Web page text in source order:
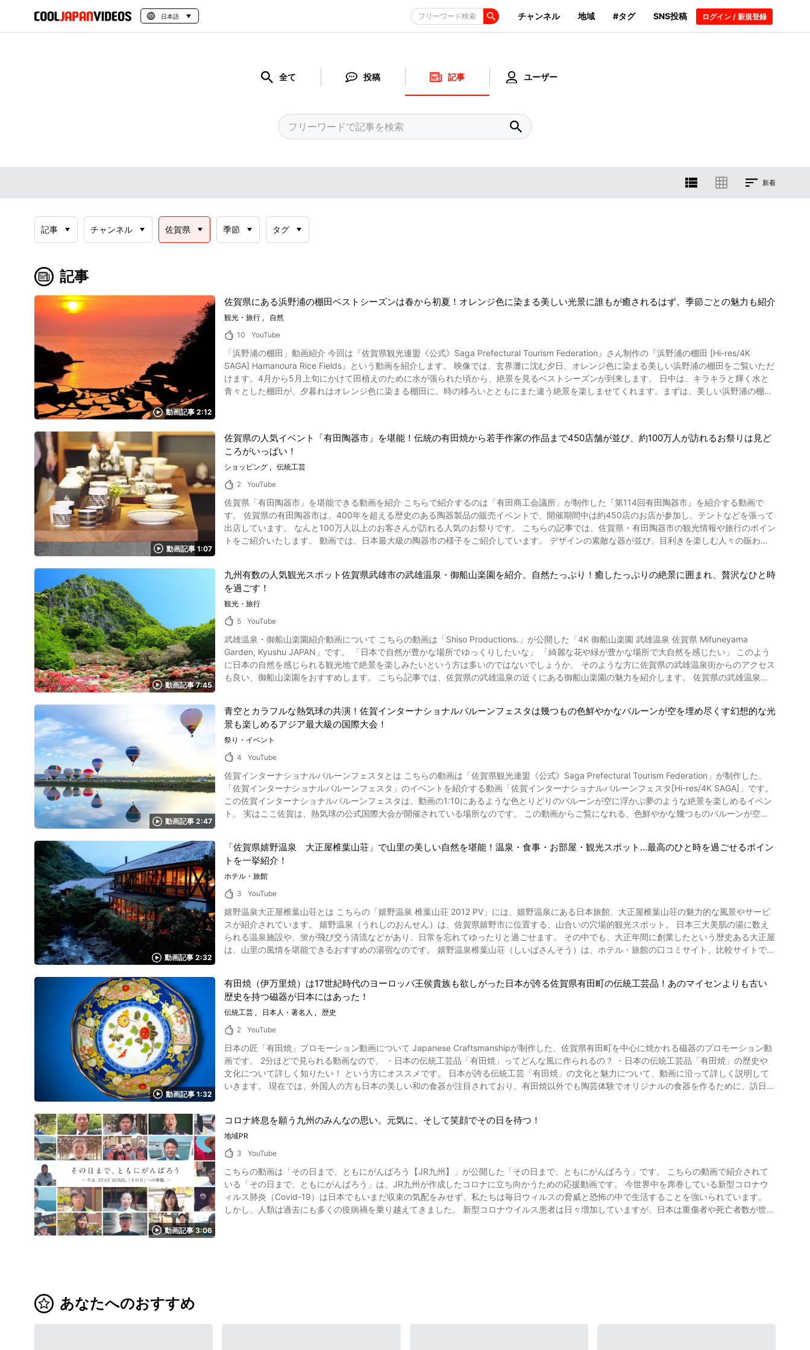
日本語 フリーワード検索 チャンネル 地域 #タグ SNS投稿 ログイン / 新規登録
全て 投稿 記事 ユーザー
新着
記事 チャンネル 佐賀県 季節 タグ
記事
動画記事 2:12
佐賀県にある浜野浦の棚田ベストシーズンは春から初夏！オレンジ色に染まる美しい光景に誰もが癒されるはず。季節ごとの魅力も紹介
観光・旅行
自然
10
YouTube
「浜野浦の棚田」動画紹介 今回は『佐賀県観光連盟《公式》Saga Prefectural Tourism Federation』さん制作の『浜野浦の棚田 [Hi-res/4K
SAGA] Hamanoura Rice Fields』という動画を紹介します。 映像では、玄界灘に沈む夕日、オレンジ色に染まる美しい浜野浦の棚田をご覧いただ
けます。4月から5月上旬にかけて田植えのために水が張られた頃から、絶景を見るベストシーズンが到来します。 日中は、キラキラと輝く水と
青々とした棚田が、夕暮れはオレンジ色に染まる棚田に。時の移ろいとともにまた違う絶景を楽しませてくれます。まずは、美しい浜野浦の棚田
月）。この時期になると、田植えのために水が張られます。夕日が水平線に近づくと、棚田の水面と玄界灘の海面がまるで鏡のように反射し、オ
レンジ色に染まるのです。 「浜野浦の棚田」撮影スポットは棚田展望台がおすすめ！ 写真：浜野浦の棚田・展望台 夕日のオレンジ色に染まる浜
野浦の棚田を撮影するにはどこが最適なのでしょうか？ おすすめの撮影スポットは、浜野浦の棚田を一望できる棚田展望所。ゆっくりと観賞でき
るように整備されています。 浜野浦の棚田は「死ぬまでに行きたい！世界の絶景」にも選出されています。その絶景をおさめようと17時頃になる
とフォトグラファーやカメラ愛好家が増え始め準備を始めます。机やベンチもあるので、座って夕暮れ時まで待てるのも嬉しいですね。 デートの
穴場スポットでもある展望台には、「恋人の聖地」に認定されたことを記念して設置されたモニュメント「エターナルロック」も。インスタ映え
する棚田の写真とともに、モニュメントの前で記念写真もいいですね。 展望所へはJR唐津駅からバスが出ており、最寄りのバス停から徒歩で約5
分と交通アクセスも抜群。 「浜野浦の棚田」イルミネーションイベントも！季節毎の見どころを紹介！ 写真：浜野浦の棚田・打ち上げ花火 夕日
の光景で知られる浜野浦の棚田ですが、季節毎の見どころもご紹介しましょう。 早春の農閑期、3月頃の棚田は一面菜の花で覆われます。その景
輝きます。 秋になると夕日とは違った赤で棚田が染まります。それは彼岸花の鮮やかな赤。9月中旬、夕日とはまた違った美しさを堪能してくだ
さい。 寒い冬には、水仙が咲き、雪化粧をした棚田を見ることも。さらに、12月から2月にかけての期間には、LEDライトを使用したイルミネー
ションイベント「結ぶ繋ぐあかり」も開催されます。ライトアップされた幻想的な棚田の風景が広がります。 ゴールデンウィーク期間の5月には
花火の打ち上げイベントも。コロナの影響で中止されていましたが、2022年と2023年の5月にはサプライズ花火が夜空を彩りました。浜野浦の
棚田「サプライズ花火打揚」は、サプライズ開催のため、事前告知はされていないようです。 浜野浦の棚田周辺のおすすめ観光スポット！ 写
ーパーク」がおすすめ。さまざまな遊具のほか、高さ13mの実物大の原子炉模型などがあり、原子力発電所のことを学べますよ。「玄海次世代エ
ネルギーパーク あすぴあ」も珍しい遊具もありお子さんも楽しめます。知的好奇心をくすぐられる体験ができるかもしれません。 棚田の美しい
夕日を見た後は、玄海の美しい自然を楽しみながら入れる天然温泉の露天風呂がある温泉施設「玄海海上温泉 パレア」でのんびり過ごすのもいい
ですね。 唐津の旅館やホテルに宿泊すれば地元グルメも堪能できることでしょう。 浜野浦の棚田まとめ 戦国時代から江戸時代にかけて石積みで
選ばれた浜野浦の棚田は、日本を代表する絶景のひとつ。きっと、佐賀旅行の美しい思い出として、皆さんの心にいつまでも残ることでしょう。
動画記事 1:07
佐賀県の人気イベント「有田陶器市」を堪能！伝統の有田焼から若手作家の作品まで450店舗が並び、約100万人が訪れるお祭りは見ど
ころがいっぱい！
ショッピング
伝統工芸
2
YouTube
佐賀県「有田陶器市」を堪能できる動画を紹介 こちらで紹介するのは「有田商工会議所」が制作した『第114回有田陶器市』を紹介する動画で
す。 佐賀県の有田陶器市は、400年を超える歴史のある陶器製品の販売イベントで、開催期間中は約450店のお店が参加し、テントなどを張って
出店しています。 なんと100万人以上のお客さんが訪れる人気のお祭りです。 こちらの記事では、佐賀県・有田陶器市の観光情報や旅行のポイン
トをご紹介いたします。 動画では、日本最大級の陶器市の様子をご紹介しています。 デザインの素敵な器が並び、目利きを楽しむ人々の賑わい
ウイルスの感染拡大防止のため延期が決定しました。 有田陶器市の起源・歴史は、1915年に香蘭社社長らを中心に行った「陶磁器品評会」と焼
き物の在庫やB級品などを販売する「蔵ざらえ販売」と言われています。 有田陶器市の初日には、朝がゆがふるまわれ、佐賀県警察音楽隊による
「オープニングパレード」がおこなわれます。 こちらは動画冒頭の0:04よりご覧になれます。 他にも皿かぶり競走や碗琴コンサートなどの催し
も開催されます。 メインストリートの皿山通りを中心に、約450店舗がずらりと並ぶ光景は圧巻。 お買い得商品もあり、多くの旅行者が戦利品
を求めて会場にあふれます。 画像引用 :YouTube screenshot お店の人との駆け引きを楽しんだら、「ご当地グルメフェア」や呉豆腐、動画の
0:31からご覧になれるお茶会、動画の0:39からご覧になれるカフェで一息つくのもおすすめです。 「CAFE DE ARITA」では、有田工業高校の生
徒が考案した有田焼の文様をあしらった紙コップでお茶が楽しめます。 佐賀県・有田陶器市の情報 画像引用 :YouTube screenshot 有田陶器市
は、JR有田駅から上有田駅の間にある皿山商店街などの約4㎞で行われます。 広い範囲にたくさんの店舗が並びますので、ホームページの店舗一
覧などで行きたいお店を決めておき、歩きやすい靴で行きましょう。 車で行く場合の交通アクセスは、西九州自動車道「波佐見有田IC」から約5
にあります。 有田陶器市の開催期間中は福岡県の博多よりバスツアーや臨時快速「有田陶器市号」もございます。 佐賀県・有田陶器市の紹介ま
とめ 画像引用 :YouTube screenshot こちらの動画『第114回有田陶器市』は、九州地方・佐賀県の日本最大級の陶器市を紹介しています。 楽し
そうなお祭りの様子をぜひご覧ください。 期間中に会場周辺のホテルに宿泊する場合は、早めに予約するとよいでしょう。 もちろん、日帰りで
も楽しむことができますので、この機会にぜひやきものの里を訪れ、お安い価格で掘り出し物の逸品を購入されてみてはいかがですか。 秋の季節
には、有田の紅葉と一緒に楽しめる「秋の有田陶磁器まつり」も開催されますよ。 【公式ホームページ】有田陶器市 http://www.arita-
動画記事 7:45
九州有数の人気観光スポット佐賀県武雄市の武雄温泉・御船山楽園を紹介。自然たっぷり！癒したっぷりの絶景に囲まれ、贅沢なひと時
を過ごす！
観光・旅行
5
YouTube
武雄温泉・御船山楽園紹介動画について こちらの動画は「Shiso Productions.」が公開した「4K 御船山楽園 武雄温泉 佐賀県 Mifuneyama
Garden, Kyushu JAPAN」です。 「日本で自然が豊かな場所でゆっくりしたいな」 「綺麗な花や緑が豊かな場所で大自然を感じたい」 このよう
に日本の自然を感じられる観光地で絶景を楽しみたいという方は多いのではないでしょうか。 そのような方に佐賀県の武雄温泉街からのアクセス
も良い、御船山楽園をおすすめします。 こちら記事では、佐賀県の武雄温泉の近くにある御船山楽園の魅力を紹介します。 佐賀県の武雄温泉旅
な敷地内で花々を鑑賞したり、御船山の断崖絶壁を眺めたり、鏡池の近くでゆっくり小鳥のさえずりを楽しんだりと、気分転換にはもってこいの
スポット。 秋には紅葉も楽しめるので、お花見をしたい方やゆっくりと自然の中を散策したい方に人気のスポットです。 佐賀県の武雄温泉旅行
で訪れたい御船山楽園の魅力を説明 佐賀県の御船山楽園は四季折々の花々が楽しめるのが魅力です。 春は桜とつつじ、夏はきれいな新緑、秋は
見事な紅葉が咲き誇り、冬は山茶花と季節ごとに変わる花々の景観を鑑賞できます。 御船山楽園に足を運ぶたびに景色が変わり、新たな発見があ
た際に必ず寄りたい御船山楽園のおすすめのイベントは、夜のライトアップです。 桜や紅葉などが見頃の時期になると、夜にライトアップイベン
トが行われ、その神秘的な景色に感動するでしょう。 昼の穏やかな景観を楽しめる御船山楽園も魅力ですが、夜にはまた違った景色をご覧になる
ことができるので、夜の景色もおすすめ。 ライトアップイベントで幻想的な世界を楽しみ、思い出に残る旅行にしましょう！ 御船山楽園紹介ま
とめ こちらで紹介した動画では御船山楽園の景勝を美しい映像でご覧になることができます。 御船山楽園の魅力がたくさんつまった4K動画にな
動画記事 2:47
青空とカラフルな熱気球の共演！佐賀インターナショナルバルーンフェスタは幾つもの色鮮やかなバルーンが空を埋め尽くす幻想的な光
景も楽しめるアジア最大級の国際大会！
祭り・イベント
4
YouTube
佐賀インターナショナルバルーンフェスタとは こちらの動画は「佐賀県観光連盟《公式》Saga Prefectural Tourism Federation」が制作した、
「佐賀インターナショナルバルーンフェスタ」のイベントを紹介する動画「佐賀インターナショナルバルーンフェスタ[Hi-res/4K SAGA]」です。
この佐賀インターナショナルバルーンフェスタは、動画の1:10にあるような色とりどりのバルーンが空に浮かぶ夢のような絶景を楽しめるイベン
ト。 実はここ佐賀は、熱気球の公式国際大会が開催されている場所なのです。 この動画からご覧になれる、色鮮やかな幾つものバルーンが空に
イベントです。 熱気球というのは立派なバルーン競技であり、競技飛行の種目数はなんと約20種類もあるのだそう。 佐賀インターナショナルバ
ルーンフェスタ開催中には、子どもに人気のバルーンファンタジアもあります。 ラ・モンゴルフィエ・ノクチューン（夜間係留）の時期には、夜
になると世界各国の熱気球がライトアップされ、幻想的な景観を演出してくれますよ。 佐賀インターナショナルバルーンフェスタの交通アクセス
情報は？ 佐賀インターナショナルバルーンフェスタ開催中のみ、開催場所周辺にJRバルーンさが駅という臨時駅が開設されるので、電車でのア
クセスが便利。 車でアクセスする場合には、会場周辺の駐車場を利用するか、佐賀市内の臨時駐車場から無料シャトルバスを利用しましょう。
佐賀インターナショナルバルーンフェスタの旅行ツアーに参加するのもおすすめですよ。 熱気球イベントのあとは佐賀県の観光名所にも足を伸ば
してみよう 写真：唐津城 佐賀県内にはたくさんの観光スポットがあるので、熱気球イベントのついでにぜひ立ち寄りましょう。 歴史ある唐津城
や祐徳稲荷神社のほか、美しい自然の景勝が楽しめる御船山楽園もおすすめ。 観光の後は嬉野温泉のホテルに宿泊し、癒しのひとときを過ごしま
しょう。 佐賀インターナショナルバルーンフェスタの紹介まとめ 今回の動画には、カラフルな熱気球が空を埋め尽くす景色が紹介されていま
る素敵な熱気球のイベント動画を、ぜひゆっくりと観賞してみてくださいね。 ◆嘉瀬川河川敷（佐賀インターナショナルバルーンフェスタ会場）
概要情報紹介◆ 【交通アクセス】大会開催中に設置される臨時駅JRバルーンさが駅よりすぐ 【駐車場】会場周辺に有料駐車場あり 【公式ホーム
ページ】佐賀インターナショナルバルーンフェスタ https://sibf.jp/
動画記事 2:32
「佐賀県嬉野温泉 大正屋椎葉山荘」で山里の美しい自然を堪能！温泉・食事・お部屋・観光スポット…最高のひと時を過ごせるポイン
トを一挙紹介！
ホテル・旅館
3
YouTube
嬉野温泉大正屋椎葉山荘とは こちらの「嬉野温泉 椎葉山荘 2012 PV」には、嬉野温泉にある日本旅館、大正屋椎葉山荘の魅力的な風景やサービ
スが紹介されています。 嬉野温泉（うれしのおんせん）は、佐賀県嬉野市に位置する、山合いの穴場的観光スポット。 日本三大美肌の湯に数え
られる温泉施設や、蛍が飛び交う清流などがあり、日常を忘れてゆったりと過ごせます。 その中でも、大正年間に創業したという歴史ある大正屋
は、山里の風情を堪能できるおすすめの湯宿なのです。 嬉野温泉椎葉山荘（しいばさんそう）は、ホテル・旅館の口コミサイト、比較サイトで
山荘の露天風呂や大浴場は、体と心をじっくりと癒やしてくれる嬉しい効果をもちます。 掛け流し源泉の四季の湯、しいばの湯、山の湯といった
お風呂のほか、部屋風呂もあります。 立ち寄り湯もOKで、アメニティも豊富なので、宿泊だけでなく日帰りプランも立てられますよ。 嬉野温泉
は重曹泉（ナトリウム炭酸水素塩）の塩化物温泉で、効能は神経痛、筋肉痛、関節痛、五十肩、運動麻痺、関節のこわばり、うちみ、くじき、慢
性消化器病、痔疾、冷え性、病後回復期、披露回復、健康増進などです。 嬉野温泉大正屋椎葉山荘の館内施設の楽しみ方 画像引用 :YouTube
screenshot 日本旅館に訪れた際は、動画の0:41から紹介されているような日本料理も楽しみですよね。 嬉野温泉大正屋椎葉山荘で、温泉に入っ
たあとは、浴衣に着替えて絶品ディナーを堪能しましょう。 大正屋椎葉山荘は、ミシュランガイド2019にも選ばれた名店です。 佐賀産和牛をは
じめとした、グルメバイキングや懐石料理を楽しめます。 大正屋では、湯豆腐本舗や、お食事処「レストラン山法師」「レストランしいば」、団
体専用の個室「食事処 琥珀（こはく）」なども利用できます。 動画の2:01からは、旅館の美しい風景が紹介されています。 大正屋椎葉山荘の
客室は、お部屋から山里の自然をゆったり眺められるくつろぎの和室です。 離れ、メゾネットタイプ、バリアフリーのお部屋も用意されていま
ステキなひとときをお楽しみください。 嬉野温泉大正屋椎葉山荘の紹介動画まとめ 写真：嬉野温泉の風景 佐賀県嬉野エリアには、インスタ映え
する自然豊かな名所や癒しの露天風呂、絶品の和食を味わえる日本旅館などが数多くあります。 その中でも、動画で紹介されている大正屋椎葉山
荘は、美しい日本の風情を満喫でき、バリアフリーで大人にも子どもにも過ごしやすい、人気の旅館です。 また、嬉野温泉には人気の観光スポッ
トも多数あります。 「シーボルトの足湯」「シーボルトの湯」「立岩展望台」「広川原キャンプ場」「肥前吉田焼窯元会館」「みゆき公園」「豊
荘で思い思いの過ごし方をお楽しみ下さい。 非日常的な空間でゆったりとしたひとときを過ごしたい方は、動画をもう一度チェックしたり、口コ
ミを参考にしたりしながら、嬉野温泉へのトラベルを計画してみてくださいね。 ◆嬉野温泉 大正屋 椎葉山荘 施設概要紹介◆ 【住所】嬉野
市嬉野町岩屋川内字椎葉乙1586 【交通アクセス】JR武雄温泉駅よりバスで30分、バスセンターより送迎車5分 【駐車場】あり。無料駐車場100
台 【電話番号】0954-42-3600 【公式ホームページ】嬉野温泉 旅館大正屋 椎葉山荘／大自然の中のたたずまい https://www.shiibasanso.com/
動画記事 1:32
有田焼（伊万里焼）は17世紀時代のヨーロッパ王侯貴族も欲しがった日本が誇る佐賀県有田町の伝統工芸品！あのマイセンよりも古い
歴史を持つ磁器が日本にはあった！
伝統工芸 日本人・著名人
歴史
2
YouTube
日本の匠「有田焼」プロモーション動画について Japanese Craftsmanshipが制作した、佐賀県有田町を中心に焼かれる磁器のプロモーション動
画です。 2分ほどで見られる動画なので、 ・日本の伝統工芸品「有田焼」ってどんな風に作られるの？ ・日本の伝統工芸品「有田焼」の歴史や
文化について詳しく知りたい！ という方にオススメです。 日本が誇る伝統工芸「有田焼」の文化と魅力について、動画に沿って詳しく説明して
いきます。 現在では、外国人の方も日本の美しい和の食器が注目されており、有田焼以外でも陶芸体験でオリジナルの食器を作るために、訪日観
ッパで初めて磁器を作ったとされる窯元「マイセン」より、100年も前から作製されていました。 有田泉山磁石場で、磁器の原料である陶石が発
見されたのが、伊万里・有田焼の始まりです。 17世紀は、まだヨーロッパでは作れなかったため、白くて薄く、硬くてつややかな有田焼はヨーロ
ッパの貴族に人気があり、17世紀後半には海外輸出も行われました。 この際、伊万里の港から出荷されたことから、「伊万里焼」とも呼ばれてい
鳴ります。 白地に「絵付け」と呼ばれる模様が入っており、素焼きした後に職人の手で一つ一つ丁寧に筆入れがされており、色鮮やか。 絵付け
は、時代の文化を反映した特徴を持っています。 絵付け（色塗り）方法や成型方法により、様々な表現方法（種類）があるのも、有田焼の特徴で
もあります。 主に「白磁(はくじ)」「陽刻(ようこく)」「染付(そめつけ)」「色絵(いろえ)」「青磁(せいじ)」「瑠璃釉(るりゆう)」「銹釉(さびゆ
う)」「辰砂(しんしゃ)」があり、どれも芸術品・美術品のような美しさです。 国の指定する重要文化財には、「色絵牡丹獅子文銚子」や、「染付
イベント「有田陶器市」では、手ごろな値段の有田焼が入手できるので、観光に訪れる人もいます。 日本の伝統工芸品「有田焼」の文化と魅力の
動画記事 3:06
コロナ終息を願う九州のみんなの思い。元気に、そして笑顔でその日を待つ！
地域PR
3
YouTube
こちらの動画は「その日まで、ともにがんばろう【JR九州】」が公開した「その日まで、ともにがんばろう」です。 こちらの動画で紹介されて
いる「その日まで、ともにがんばろう」は、JR九州が作成したコロナに立ち向かうための応援動画です。 今世界中を席巻している新型コロナウ
ィルス肺炎（Covid-19）は日本でもいまだ収束の気配をみせず、私たちは毎日ウィルスの脅威と恐怖の中で生活することを強いられています。
しかし、人類は過去にも多くの疫病禍を乗り越えてきました。 新型コロナウイルス患者は日々増加していますが、日本は重傷者や死亡者数が世界
あなたへのおすすめ